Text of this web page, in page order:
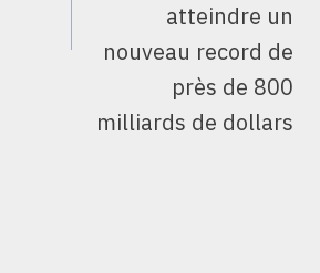
atteindre un
nouveau record de
près de 800
milliards de dollars